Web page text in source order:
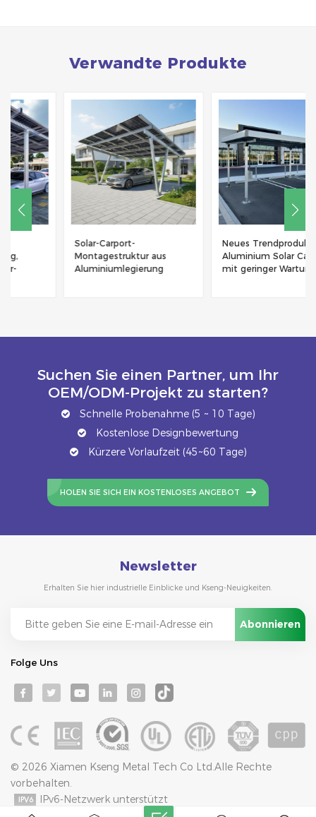
Verwandte Produkte
Solar-Carport-
Montagestruktur aus
Aluminiumlegierung
Neues Trendprodukt -
Aluminium Solar Carport
mit geringer Wartung
Suchen Sie einen Partner, um Ihr
OEM/ODM-Projekt zu starten?
Schnelle Probenahme (5 ~ 10 Tage)
Kostenlose Designbewertung
Kürzere Vorlaufzeit (45~60 Tage)
HOLEN SIE SICH EIN KOSTENLOSES ANGEBOT
Newsletter
Erhalten Sie hier industrielle Einblicke und Kseng-Neuigkeiten.
Folge Uns
© 2026 Xiamen Kseng Metal Tech Co Ltd.Alle Rechte
vorbehalten.
IPv6-Netzwerk unterstützt